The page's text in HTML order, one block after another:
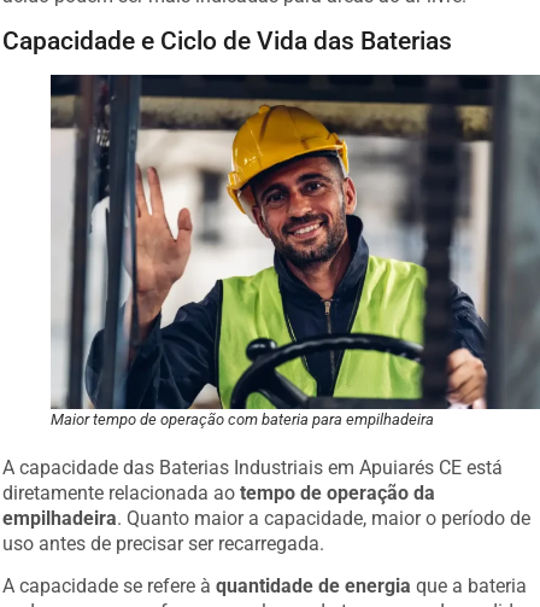
Capacidade e Ciclo de Vida das Baterias
Maior tempo de operação com bateria para empilhadeira
A capacidade das Baterias Industriais em Apuiarés CE está
diretamente relacionada aotempo de operação da
empilhadeira . Quanto maior a capacidade, maior o período de
uso antes de precisar ser recarregada.
A capacidade se refere à quantidade de energia que a bateria
pode armazenar e fornecer ao longo do tempo, sendo medida